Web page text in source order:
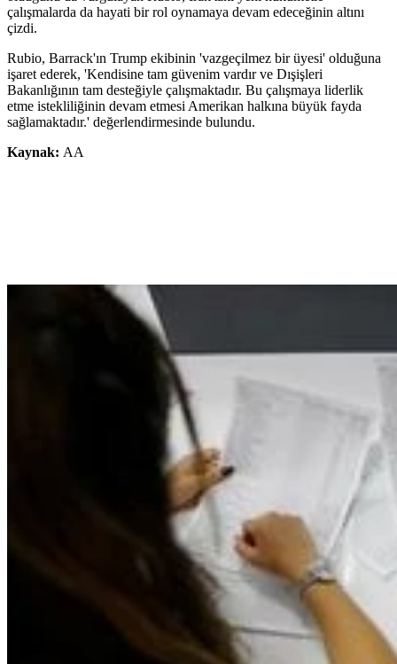
çalışmalarda da hayati bir rol oynamaya devam edeceğinin altını
çizdi.
Rubio, Barrack'ın Trump ekibinin 'vazgeçilmez bir üyesi' olduğuna
işaret ederek, 'Kendisine tam güvenim vardır ve Dışişleri
Bakanlığının tam desteğiyle çalışmaktadır. Bu çalışmaya liderlik
etme istekliliğinin devam etmesi Amerikan halkına büyük fayda
sağlamaktadır.' değerlendirmesinde bulundu.
Kaynak: AA